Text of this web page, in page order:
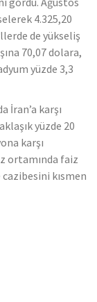
4.325,20
de yükseliş
70,07 dolara,
yüzde 3,3
İran’a karşı
yüzde 20
karşı
ortamında faiz
kısmen